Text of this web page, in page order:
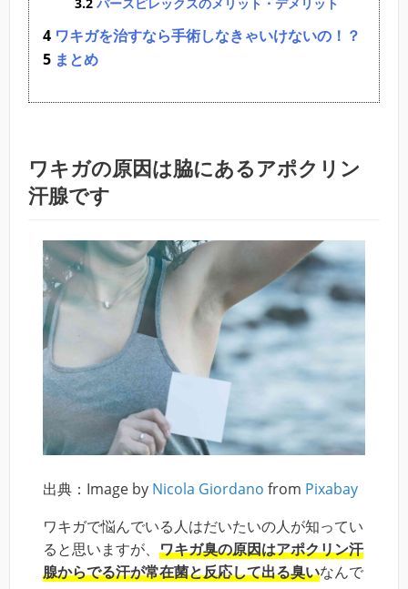
ワキガを治すなら手術しなきゃいけないの！？
まとめ
ワキガの原因は脇にあるアポクリン
汗腺です
出典：Image by Nicola Giordano from Pixabay
ワキガで悩んでいる人はだいたいの人が知ってい
ると思いますが、 ワキガ臭の原因はアポクリン汗
腺からでる汗が常在菌と反応して出る臭いなんで